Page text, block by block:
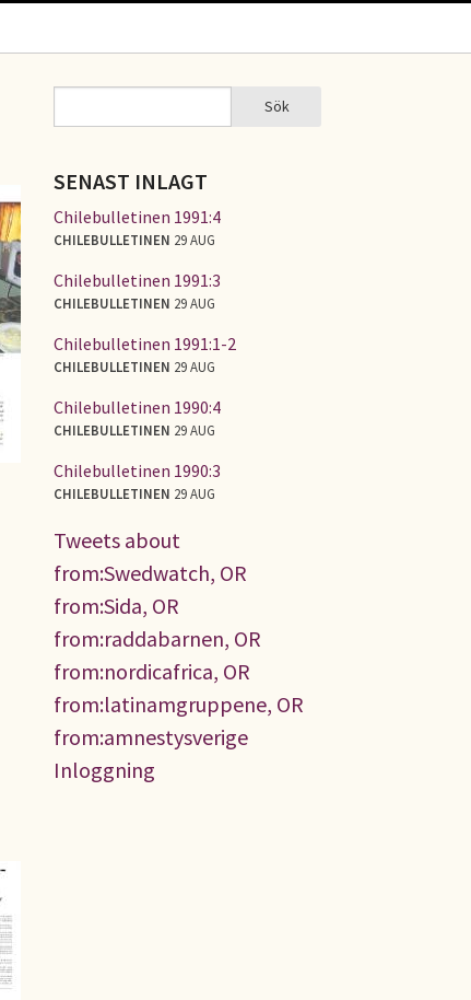
SÖKFORMULÄR Sök
SENAST INLAGT
Chilebulletinen 1991:4
CHILEBULLETINEN 29 AUG
Chilebulletinen 1991:3
CHILEBULLETINEN 29 AUG
Chilebulletinen 1991:1-2
CHILEBULLETINEN 29 AUG
Chilebulletinen 1990:4
CHILEBULLETINEN 29 AUG
Chilebulletinen 1990:3
CHILEBULLETINEN 29 AUG
Tweets about
from:Swedwatch, OR
from:Sida, OR
from:raddabarnen, OR
from:nordicafrica, OR
from:latinamgruppene, OR
from:amnestysverige
Inloggning